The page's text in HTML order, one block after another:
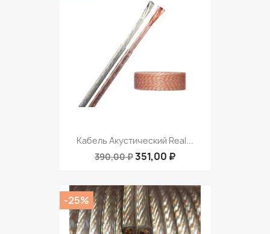
Кабель Акустический Real...
390,00 ₽351,00 ₽
-25%